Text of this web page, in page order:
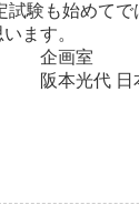
験も始めてで
ます。
ー